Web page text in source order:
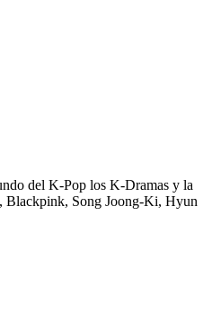
del K-Pop los K-Dramas y la
Blackpink, Song Joong-Ki, Hyun